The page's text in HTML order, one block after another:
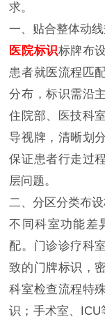
求。
一、贴合整体动
医院标识标牌布
患者就医流程匹
分布，标识需沿
住院部、医技科
导视牌，清晰划
保证患者行走过
层问题。
二、分区分类布
不同科室功能差
配。门诊诊疗科
致的门牌标识，
科室检查流程特
识；手术室、ICU